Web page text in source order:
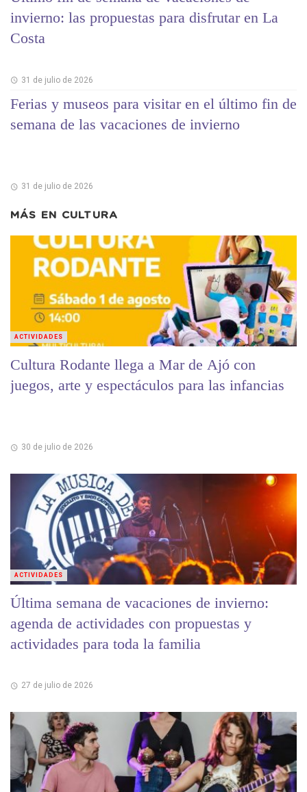
invierno: las propuestas para disfrutar en La
Costa
31 de julio de 2026
Ferias y museos para visitar en el último fin de
semana de las vacaciones de invierno
31 de julio de 2026
MÁS EN CULTURA
Cultura Rodante llega a Mar de Ajó con
juegos, arte y espectáculos para las infancias
30 de julio de 2026
ACTIVIDADES
Última semana de vacaciones de invierno:
agenda de actividades con propuestas y
actividades para toda la familia
27 de julio de 2026
ACTIVIDADES